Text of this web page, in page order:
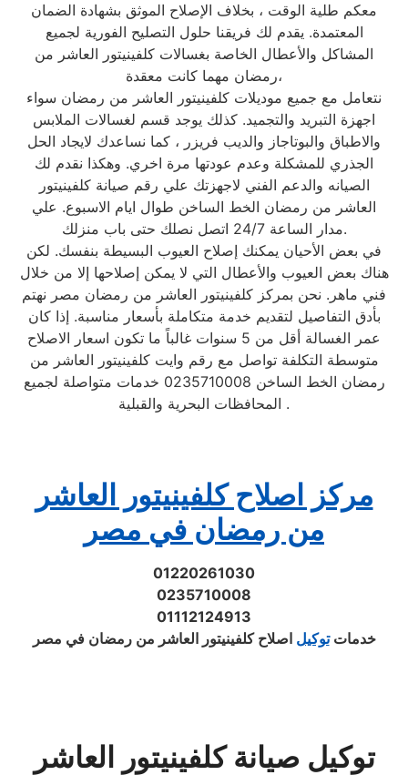
معكم طلية الوقت ، بخلاف الإصلاح الموثق بشهادة الضمان
المعتمدة. يقدم لك فريقنا حلول التصليح الفورية لجميع
المشاكل والأعطال الخاصة بغسالات كلفينيتور العاشر من
رمضان مهما كانت معقدة،
نتعامل مع جميع موديلات كلفينيتور العاشر من رمضان سواء
اجهزة التبريد والتجميد. كذلك يوجد قسم لغسالات الملابس
والاطباق والبوتاجاز والديب فريزر ، كما نساعدك لايجاد الحل
الجذري للمشكلة وعدم عودتها مرة اخري. وهكذا نقدم لك
الصيانه والدعم الفني لاجهزتك علي رقم صيانة كلفينيتور
العاشر من رمضان الخط الساخن طوال ايام الاسبوع. علي
مدار الساعة 24/7 اتصل نصلك حتى باب منزلك.
في بعض الأحيان يمكنك إصلاح العيوب البسيطة بنفسك. لكن
هناك بعض العيوب والأعطال التي لا يمكن إصلاحها إلا من خلال
فني ماهر. نحن بمركز كلفينيتور العاشر من رمضان مصر نهتم
بأدق التفاصيل لتقديم خدمة متكاملة بأسعار مناسبة. إذا كان
عمر الغسالة أقل من 5 سنوات غالباً ما تكون اسعار الاصلاح
متوسطة التكلفة تواصل مع رقم وايت كلفينيتور العاشر من
رمضان الخط الساخن 0235710008 خدمات متواصلة لجميع
المحافظات البحرية والقبلية .
مركز اصلاح كلفينيتور العاشر
من رمضان في مصر
01220261030
0235710008
01112124913
خدماتتوكيل اصلاح كلفينيتور العاشر من رمضان في مصر
توكيل صيانة كلفينيتور العاشر